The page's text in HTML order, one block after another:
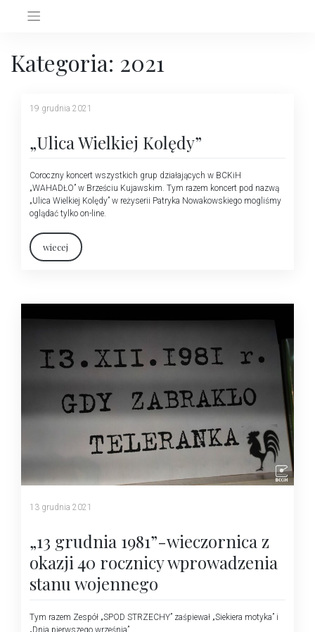
Kategoria: 2021
19 grudnia 2021
„Ulica Wielkiej Kolędy”
Coroczny koncert wszystkich grup działających w BCKiH
„WAHADŁO” w Brześciu Kujawskim. Tym razem koncert pod nazwą
„Ulica Wielkiej Kolędy” w reżyserii Patryka Nowakowskiego mogliśmy
oglądać tylko on-line.
wiecej
13 grudnia 2021
„13 grudnia 1981”-wieczornica z
okazji 40 rocznicy wprowadzenia
stanu wojennego
Tym razem Zespół „SPOD STRZECHY” zaśpiewał „Siekiera motyka” i
„Dnia pierwszego września”.